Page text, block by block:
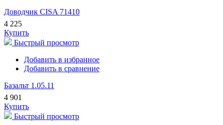
Доводчик CISA 71410
4 225
Купить
Быстрый просмотр
Добавить в избранное
Добавить в сравнение
Базальт 1.05.11
4 901
Купить
Быстрый просмотр